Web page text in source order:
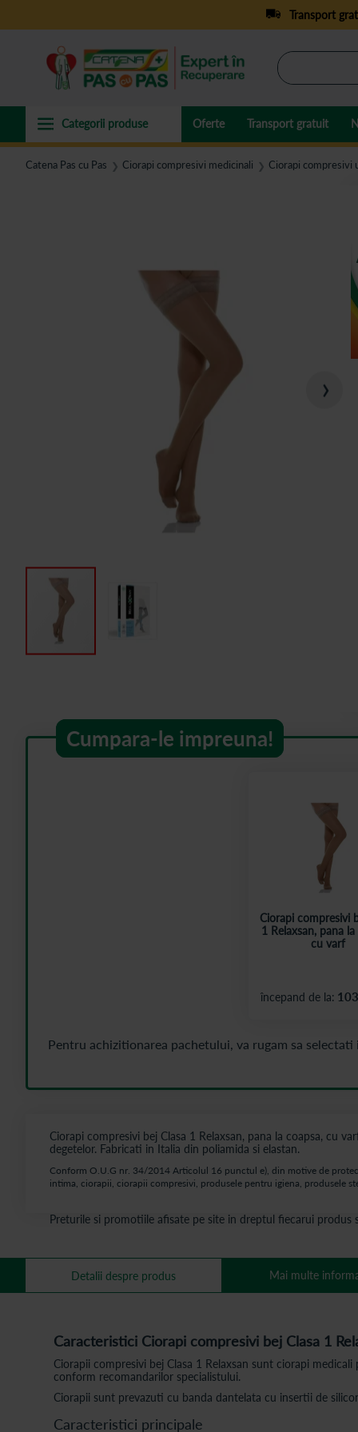
Transport
Oferte Transport gratuit
Catena Pas cu Pas ❯ Ciorapi compresivi medicinali ❯ Ciorapi compresivi
Ciorapi compresivi bej Clasa 1 Relaxsan, pana la coapsa, cu
degetelor. Fabricati in Italia din poliamida si elastan.
Conform O.U.G nr. 34/2014 Articolul 16 punctul e), din motive de
intima, ciorapii, ciorapii compresivi, produsele pentru igiena, produsele
Cumpara-le impreuna!
Ciorapi compresivi
1 Relaxsan, pana la
cu varf
începand de la
Preturile si promotiile afisate pe site in dreptul fiecarui
Detalii despre produs
Caracteristici Ciorapi compresivi bej Clasa 1
Ciorapii compresivi bej Clasa 1 Relaxsan sunt ciorapi
conform recomandarilor specialistului.
Ciorapii sunt prevazuti cu banda dantelata cu insertii de
Caracteristici principale
Mai multe